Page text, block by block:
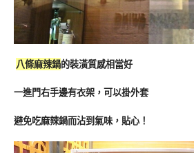
八條麻辣鍋的裝潢質感相當好
一進門右手邊有衣架，可以掛外套
避免吃麻辣鍋而沾到氣味，貼心！